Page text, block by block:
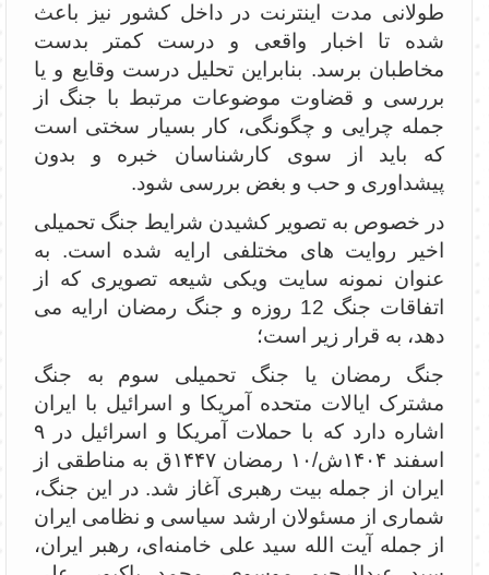
طولانی مدت اینترنت در داخل کشور نیز باعث
شده تا اخبار واقعی و درست کمتر بدست
مخاطبان برسد. بنابراین تحلیل درست وقایع و یا
بررسی و قضاوت موضوعات مرتبط با جنگ از
جمله چرایی و چگونگی، کار بسیار سختی است
که باید از سوی کارشناسان خبره و بدون
پیشداوری و حب و بغض بررسی شود.
در خصوص به تصویر کشیدن شرایط جنگ تحمیلی
اخیر روایت های مختلفی ارایه شده است. به
عنوان نمونه سایت ویکی شیعه تصویری که از
اتفاقات جنگ 12 روزه و جنگ رمضان ارایه می
دهد، به قرار زیر است؛
جنگ رمضان یا جنگ تحمیلی سوم به جنگ
مشترک ایالات متحده آمریکا و اسرائیل با ایران
اشاره دارد که با حملات آمریکا و اسرائیل در ۹
اسفند ۱۴۰۴ش/۱۰ رمضان ۱۴۴۷ق به مناطقی از
ایران از جمله بیت رهبری آغاز شد. در این جنگ،
شماری از مسئولان ارشد سیاسی و نظامی ایران
از جمله آیت الله سید علی خامنه‌ای، رهبر ایران،